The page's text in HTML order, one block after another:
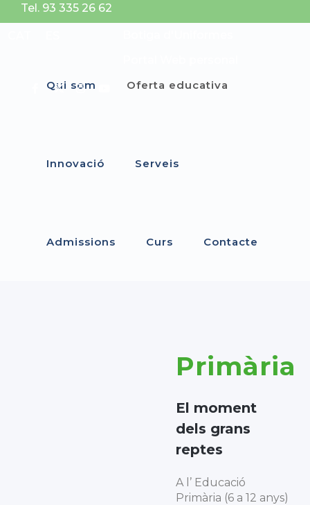
Tel. 93 335 26 62
Qui som
Oferta educativa
Innovació Serveis
Admissions Curs Contacte
Primària
El moment
dels grans
reptes
A l’ Educació
Primària (6 a 12 anys)